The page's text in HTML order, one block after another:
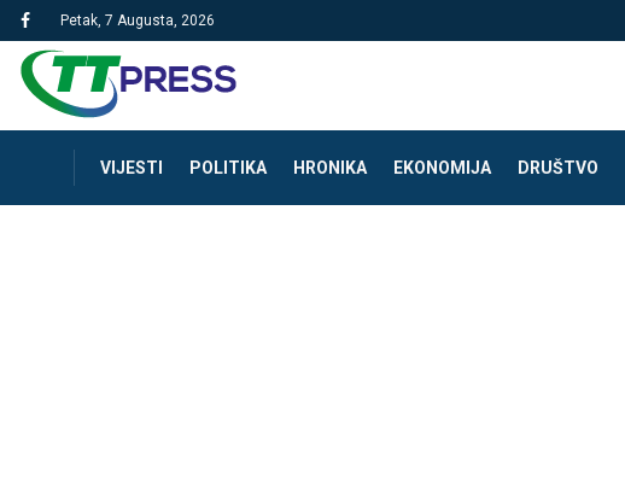
Petak, 7 Augusta, 2026
VIJESTI POLITIKA HRONIKA EKONOMIJA DRUŠTVO